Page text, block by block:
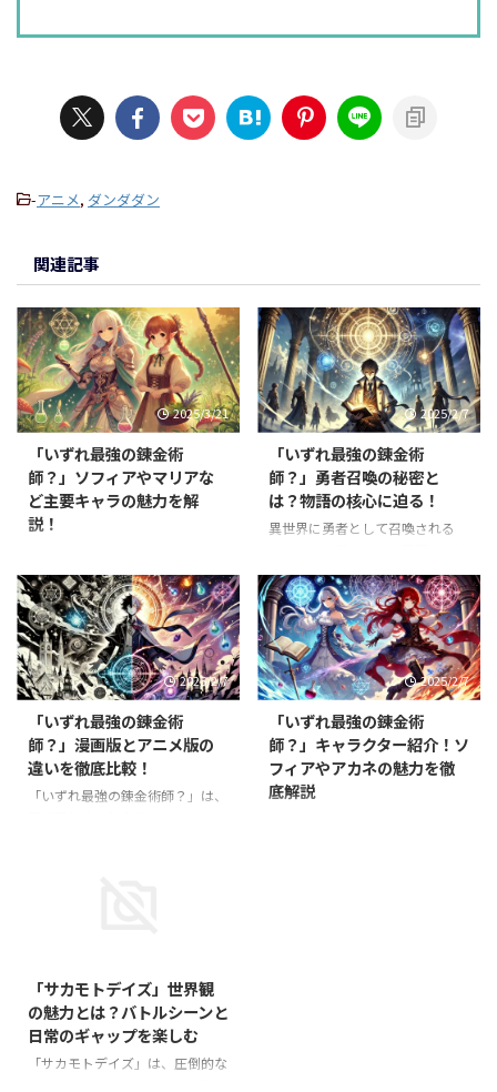
-アニメ, ダンダダン
関連記事
2025/3/21
「いずれ最強の錬金術
師？」ソフィアやマリアな
ど主要キャラの魅力を解
説！
上がるタクミ・イルマの物語「い
ずれ最強の錬金術師？」。本作の
魅力は、主人公だけでなく個性豊
かなキャラクターたちにもありま
す。 中でも、タクミを支えるソ
フィアやマリアは、物語を彩る重
要な存在。彼女たちの性格や戦い
方、人間関係は多くの読者から支
持されています。 本記事では、
**「いずれ最強の錬金術師？」に
登場するソフィアやマリアといっ
2025/2/7
「いずれ最強の錬金術
師？」勇者召喚の秘密と
は？物語の核心に迫る！
異世界に勇者として召喚される
まる「いずれ最強の錬金術師？」
ですが、主人公・タクミは勇者で
はなく"ついで"に召喚された存在
でした。 しかし、彼が異世界で
手にする錬金術の力は、勇者すら
凌駕する可能性を秘めています。
そもそも、この世界の勇者召喚に
はどんな秘密があるのか？ 本記
事では、勇者召喚の背景やタクミ
の役割、物語の核心に迫る重要な
ポイントを徹底解説します！ 勇
2025/2/7
「いずれ最強の錬金術
師？」漫画版とアニメ版の
違いを徹底比較！
「いずれ最強の錬金術師？」は、
トがたくさんあります。 本記事
では、**「いずれ最強の錬金術
師？」の漫画版とアニメ版の違い
を比較し、それぞれの魅力を徹底
2025/2/7
「いずれ最強の錬金術
師？」キャラクター紹介！ソ
フィアやアカネの魅力を徹
底解説
「サカモトデイズ」世界観
の魅力とは？バトルシーンと
日常のギャップを楽しむ
「サカモトデイズ」は、圧倒的な